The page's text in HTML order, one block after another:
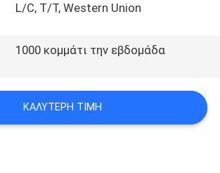
L/C, T/T, Western Union
1000 κομμάτι την εβδομάδα
ΚΑΛΎΤΕΡΗ ΤΙΜΉ